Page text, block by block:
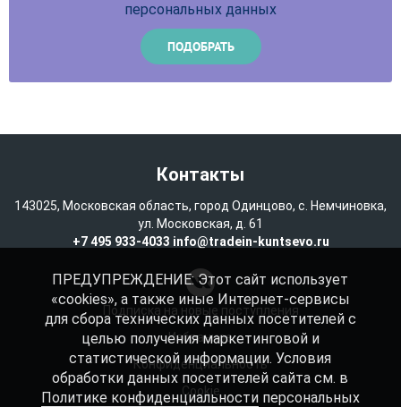
персональных данных
Контакты
143025, Московская область, город Одинцово, с. Немчиновка,
ул. Московская, д. 61
+7 495 933-4033 info@tradein-kuntsevo.ru
Подписка на новые поступления
Избранное
Конфиденциальность
Cookie
ПРЕДУПРЕЖДЕНИЕ: Этот сайт использует
«cookies», а также иные Интернет-сервисы
для сбора технических данных посетителей с
целью получения маркетинговой и
статистической информации. Условия
обработки данных посетителей сайта см. в
Политике конфиденциальностиперсональных